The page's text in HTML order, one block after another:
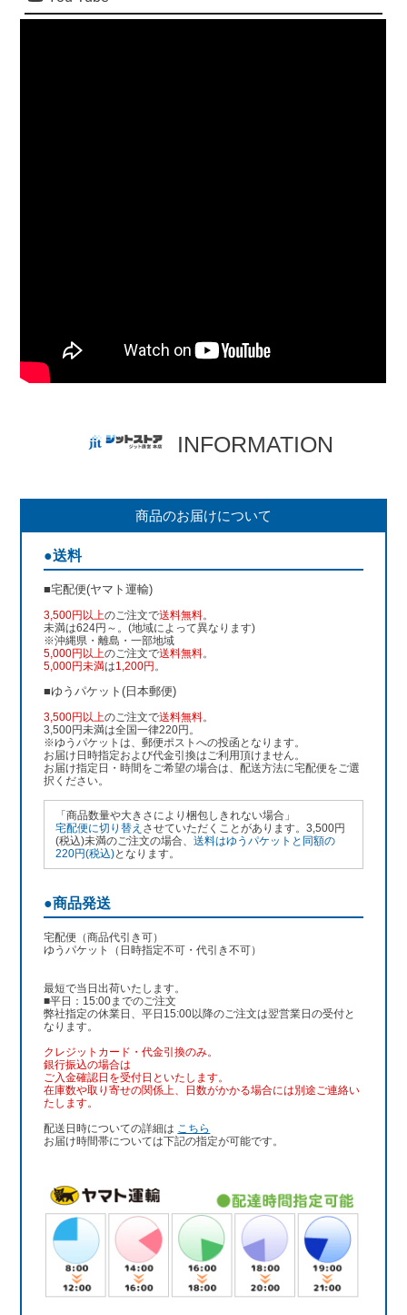
INFORMATION
商品のお届けについて
●送料
■宅配便(ヤマト運輸)
3,500円以上のご注文で送料無料。
未満は624円～。(地域によって異なります)
※沖縄県・離島・一部地域
5,000円以上のご注文で送料無料。
5,000円未満は1,200円 。
■ゆうパケット(日本郵便)
3,500円以上のご注文で送料無料。
3,500円未満は全国一律220円。
※ゆうパケットは、郵便ポストへの投函となります。
お届け日時指定および代金引換はご利用頂けません。
お届け指定日・時間をご希望の場合は、配送方法に宅配便をご選
択ください。
「商品数量や大きさにより梱包しきれない場合」
宅配便に切り替え させていただくことがあります。3,500円
(税込)未満のご注文の場合、送料はゆうパケットと同額の
220円(税込)となります。
●商品発送
宅配便（商品代引き可）
ゆうパケット（日時指定不可・代引き不可）
最短で当日出荷いたします。
■平日：15:00までのご注文
弊社指定の休業日、平日15:00以降のご注文は翌営業日の受付と
なります。
クレジットカード・代金引換のみ。
銀行振込の場合は
ご入金確認日を受付日といたします。
在庫数や取り寄せの関係上、日数がかかる場合には別途ご連絡い
たします。
配送日時についての詳細は こちら
お届け時間帯については下記の指定が可能です。